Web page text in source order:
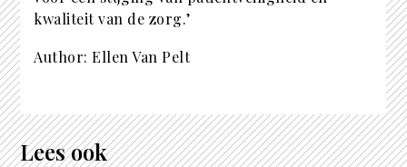
kwaliteit van de zorg.’
Author: Ellen Van Pelt
Lees ook